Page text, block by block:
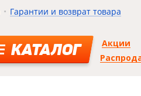
Гарантии и возврат товара
КАТАЛОГ
Акции